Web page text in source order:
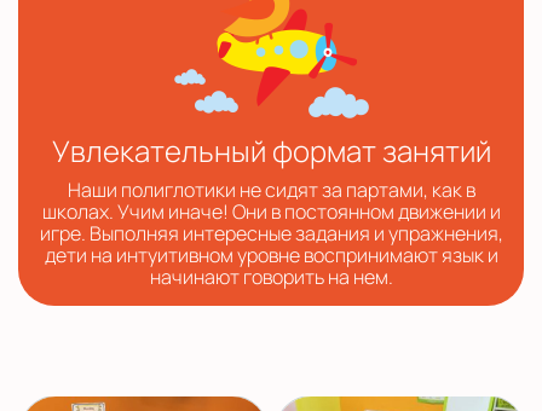
Увлекательный формат занятий
Наши полиглотики не сидят за партами, как в
школах. Учим иначе! Они в постоянном движении и
игре. Выполняя интересные задания и упражнения,
дети на интуитивном уровне воспринимают язык и
начинают говорить на нем.